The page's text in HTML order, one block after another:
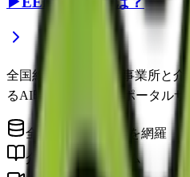
全国約22万件の介護事業所と
るAI時代の介護情報ポータルサ
全国の介護事業所を網羅
介護に役立つコラム